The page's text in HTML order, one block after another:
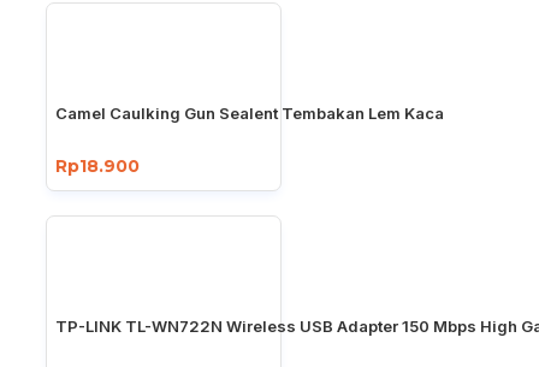
Camel Caulking Gun Sealent Tembakan Lem Kaca
Rp18.900
TP-LINK TL-WN722N Wireless USB Adapter 150 Mbps High